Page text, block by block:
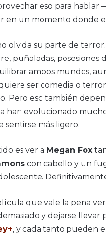
eso para
en un momento donde
olvida su parte de
puñaladas, posesiones
ambos mundos,
ser comedia o
Pero eso también
han evolucionado
más ligero.
es ver a Megan Fox
con cabello y un
que vale la pena
y dejarse llevar
, y cada tanto pueden